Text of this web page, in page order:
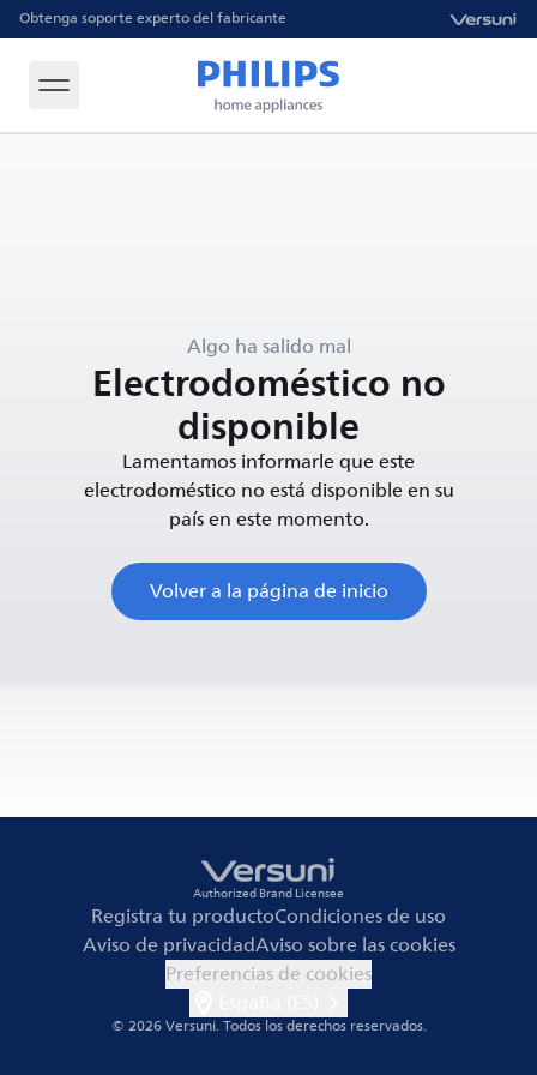
Obtenga soporte experto del fabricante
Algo ha salido mal
Electrodoméstico no
disponible
Lamentamos informarle que este
electrodoméstico no está disponible en su
país en este momento.
Volver a la página de inicio
Authorized Brand Licensee
Registra tu productoCondiciones de uso
Aviso de privacidadAviso sobre las cookies
Preferencias de cookies
© 2026 Versuni.Todos los derechos reservados.